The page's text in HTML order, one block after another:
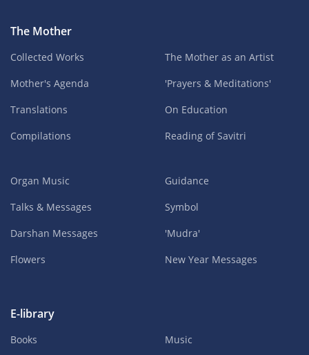
The Mother
Collected Works
Mother's Agenda
Translations
Compilations
The Mother as an Artist
'Prayers & Meditations'
On Education
Reading of Savitri
Organ Music
Talks & Messages
Darshan Messages
Flowers
Guidance
Symbol
'Mudra'
New Year Messages
E-library
Books
Music